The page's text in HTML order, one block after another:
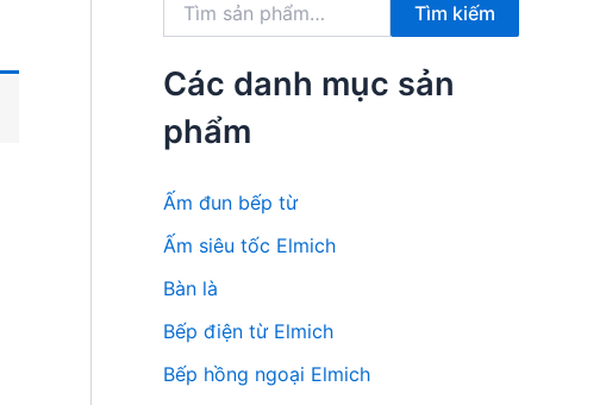
k
i
m
Tìm kiếm
Các danh mục sản
phẩm
Ấm đun bếp từ
Ấm siêu tốc Elmich
Bàn là
Bếp điện từ Elmich
Bếp hồng ngoại Elmich